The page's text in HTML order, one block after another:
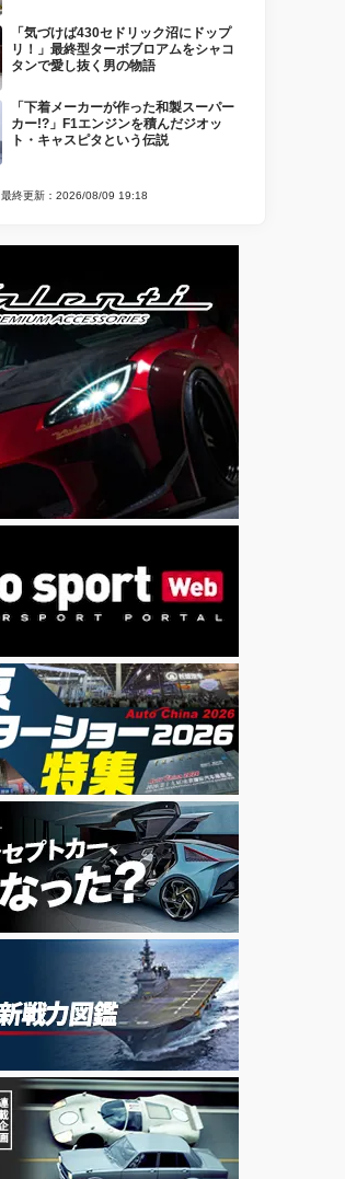
「気づけば430セドリック沼にドップ
リ！」最終型ターボブロアムをシャコ
タンで愛し抜く男の物語
「下着メーカーが作った和製スーパー
カー!?」F1エンジンを積んだジオッ
ト・キャスピタという伝説
最終更新：2026/08/09 19:18